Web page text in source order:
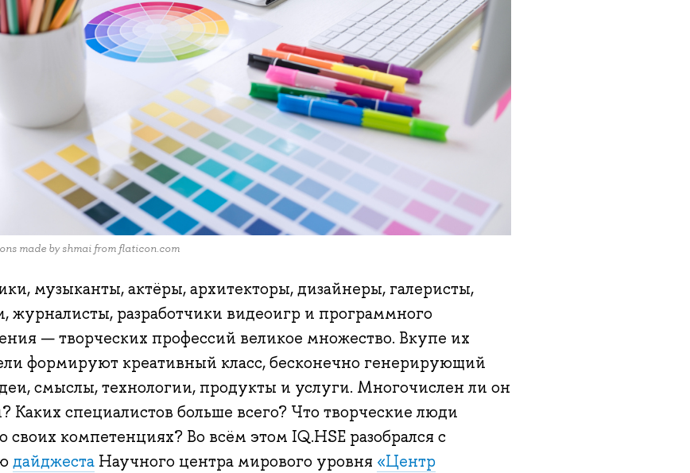
made by shmai from flaticon.com
музыканты, актёры, архитекторы, дизайнеры, галеристы,
журналисты, разработчики видеоигр и программного
— творческих профессий великое множество. Вкупе их
формируют креативный класс, бесконечно генерирующий
смыслы, технологии, продукты и услуги. Многочислен ли он
Каких специалистов больше всего? Что творческие люди
своих компетенциях? Во всём этом IQ.HSE разобрался с
дайджеста Научного центра мирового уровня «Центр